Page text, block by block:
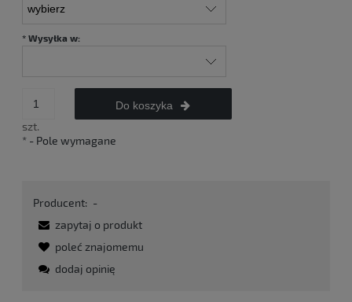
* Wysyłka w:
szt.
Do koszyka
* - Pole wymagane
Producent: -
zapytaj o produkt
poleć znajomemu
dodaj opinię